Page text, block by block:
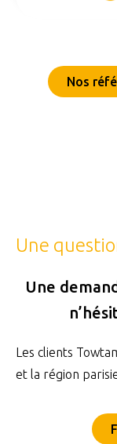
Nos
Une
Une
Les clients
et la région